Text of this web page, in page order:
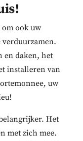
ook uw
en daken, het
installeren van
uw
Het
met zich mee.